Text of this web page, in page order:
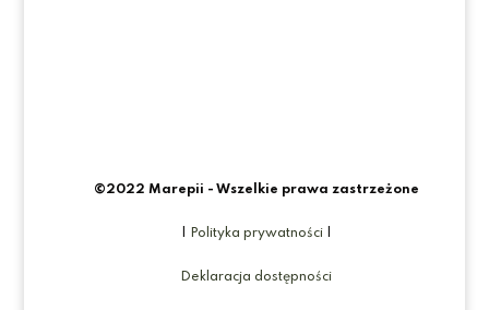
©2022 Marepii - Wszelkie prawa zastrzeżone
Polityka prywatności|
Deklaracja dostępności